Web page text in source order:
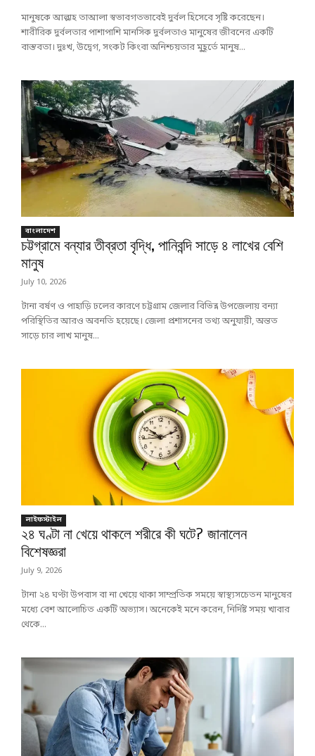
মানুষকে আল্লাহ তাআলা স্বভাবগতভাবেই দুর্বল হিসেবে সৃষ্টি করেছেন।
শারীরিক দুর্বলতার পাশাপাশি মানসিক দুর্বলতাও মানুষের জীবনের একটি
বাস্তবতা। দুঃখ, উদ্বেগ, সংকট কিংবা অনিশ্চয়তার মুহূর্তে মানুষ...
বাংলাদেশ
চট্টগ্রামে বন্যার তীব্রতা বৃদ্ধি, পানিবন্দি সাড়ে ৪ লাখের বেশি
মানুষ
July 10, 2026
টানা বর্ষণ ও পাহাড়ি ঢলের কারণে চট্টগ্রাম জেলার বিভিন্ন উপজেলায় বন্যা
পরিস্থিতির আরও অবনতি হয়েছে। জেলা প্রশাসনের তথ্য অনুযায়ী, অন্তত
সাড়ে চার লাখ মানুষ...
লাইফস্টাইল
২৪ ঘণ্টা না খেয়ে থাকলে শরীরে কী ঘটে? জানালেন
বিশেষজ্ঞরা
July 9, 2026
টানা ২৪ ঘণ্টা উপবাস বা না খেয়ে থাকা সাম্প্রতিক সময়ে স্বাস্থ্যসচেতন মানুষের
মধ্যে বেশ আলোচিত একটি অভ্যাস। অনেকেই মনে করেন, নির্দিষ্ট সময় খাবার
থেকে...